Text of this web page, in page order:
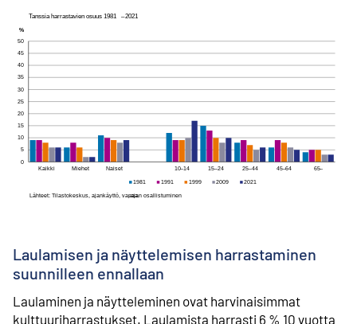
Laulamisen ja näyttelemisen harrastaminen
suunnilleen ennallaan
Laulaminen ja näytteleminen ovat harvinaisimmat
kulttuuriharrastukset. Laulamista harrasti 6 % 10 vuotta